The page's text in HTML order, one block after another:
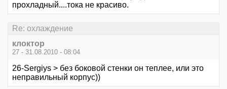
прохладный....тока не красиво.
Re: охлаждение
клоктор
27 - 31.08.2010 - 08:04
26-Sergiys > без боковой стенки он теплее, или это
неправильный корпус))